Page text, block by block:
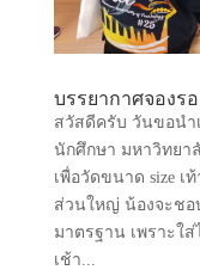
บรรยากาศจองร
สวัสดีครับ วันขอนำ
นักศึกษา มหาวิทยา
เพื่อวัดขนาด size เ
ส่วนใหญ่ น้องจะชอ
มาตรฐาน เพราะใ
เช้า...